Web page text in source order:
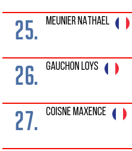
25. MEUNIER NATHAEL
26. GAUCHON LOYS
27. COISNE MAXENCE